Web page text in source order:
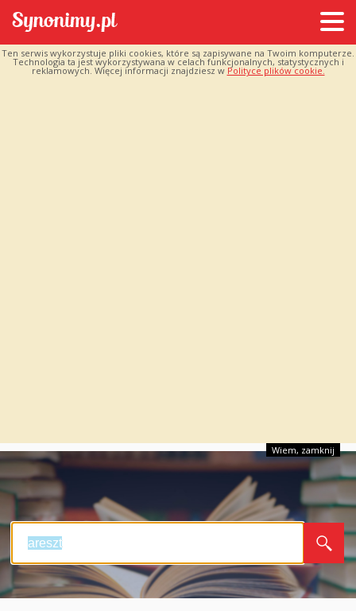
Ten serwis wykorzystuje pliki cookies, które są zapisywane na Twoim komputerze.
Technologia ta jest wykorzystywana w celach funkcjonalnych, statystycznych i
reklamowych. Więcej informacji znajdziesz w Polityce plików cookie.
Wiem, zamknij